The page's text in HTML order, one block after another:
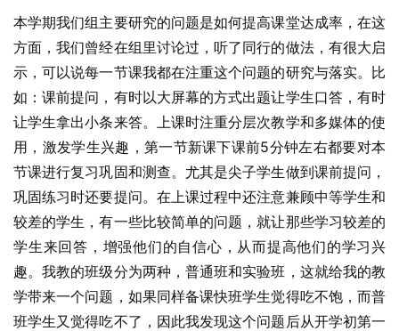
本学期我们组主要研究的问题是如何提高课堂达成率，在这
方面，我们曾经在组里讨论过，听了同行的做法，有很大启
示，可以说每一节课我都在注重这个问题的研究与落实。比
如：课前提问，有时以大屏幕的方式出题让学生口答，有时
让学生拿出小条来答。上课时注重分层次教学和多媒体的使
用，激发学生兴趣，第一节新课下课前5分钟左右都要对本
节课进行复习巩固和测查。尤其是尖子学生做到课前提问，
巩固练习时还要提问。在上课过程中还注意兼顾中等学生和
较差的学生，有一些比较简单的问题，就让那些学习较差的
学生来回答，增强他们的自信心，从而提高他们的学习兴
趣。我教的班级分为两种，普通班和实验班，这就给我的教
学带来一个问题，如果同样备课快班学生觉得吃不饱，而普
班学生又觉得吃不了，因此我发现这个问题后从开学初第一